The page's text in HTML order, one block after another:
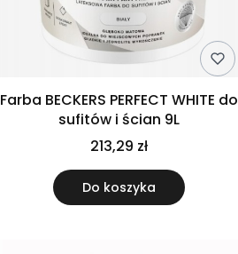
Farba BECKERS PERFECT WHITE do
sufitów i ścian 9L
213,29 zł
Do koszyka